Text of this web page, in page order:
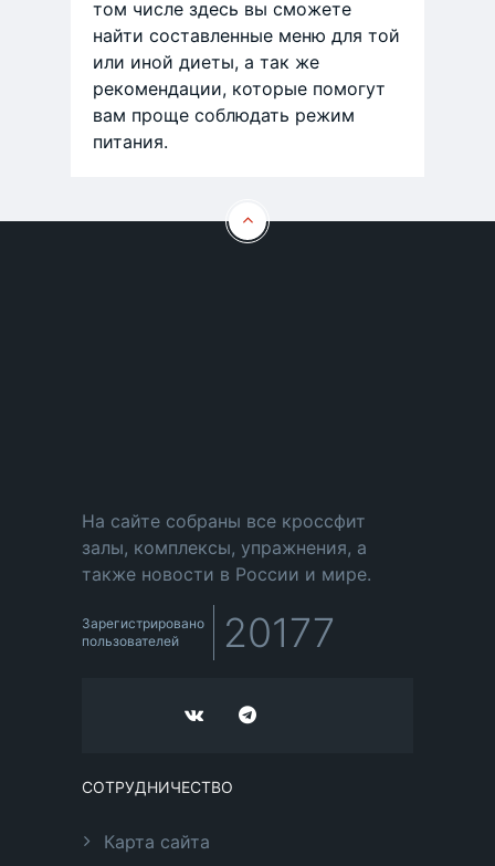
том числе здесь вы сможете
найти составленные меню для той
или иной диеты, а так же
рекомендации, которые помогут
вам проще соблюдать режим
питания.
На сайте собраны все кроссфит
залы, комплексы, упражнения, а
также новости в России и мире.
Зарегистрировано
пользователей
20177
СОТРУДНИЧЕСТВО
Карта сайта